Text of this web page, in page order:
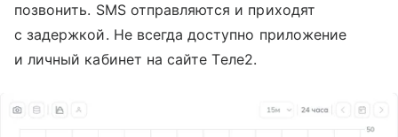
позвонить. SMS отправляются и приходят
с задержкой. Не всегда доступно приложение
и личный кабинет на сайте Tеле2.